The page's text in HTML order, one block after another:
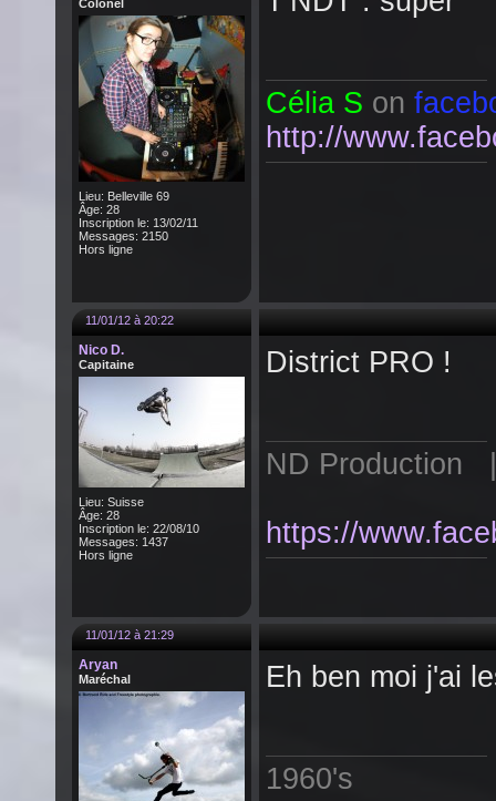
Colonel
Lieu: Belleville 69
Âge: 28
Inscription le: 13/02/11
Messages: 2150
Hors ligne
Célia S on
http://
11/01/12 à 20:22
Nico D.
Capitaine
Lieu: Suisse
Âge: 28
Inscription le: 22/08/10
Messages: 1437
Hors ligne
District PRO !
ND Production
https://
11/01/12 à 21:29
Aryan
Maréchal Eh ben moi j'ai
1960's